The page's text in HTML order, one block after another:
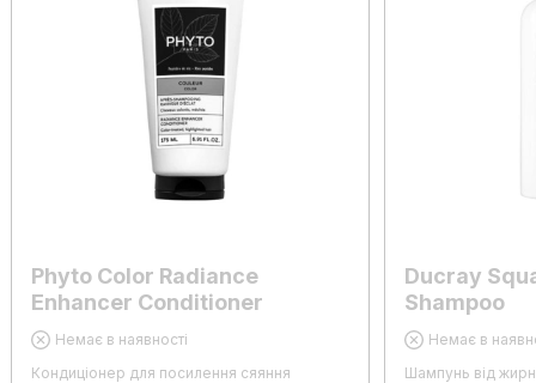
Phyto Color Radiance
Enhancer Conditioner
Немає в наявності
Кондиціонер для посилення сяяння
Ducray
Shampoo
Немає в
Шампунь від